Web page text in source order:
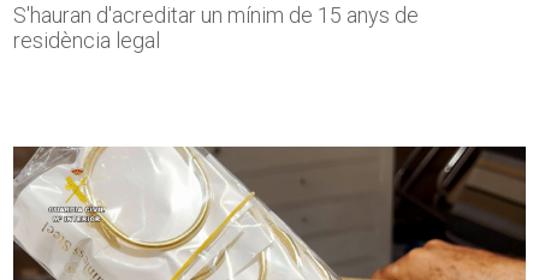
S'hauran d'acreditar un mínim de 15 anys de
residència legal